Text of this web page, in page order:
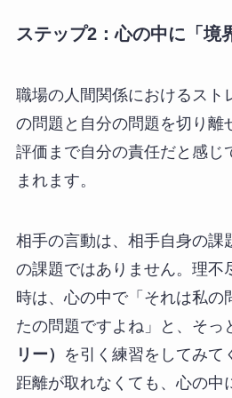
ステップ2：心の中に「境
職場の人間関係におけるスト
の問題と自分の問題を切り離
評価まで自分の責任だと感じ
まれます。
相手の言動は、相手自身の課
の課題ではありません。理不
時は、心の中で「それは私の
たの問題ですよね」と、そっ
リー）
を引く練習をしてみて
距離が取れなくても、心の中